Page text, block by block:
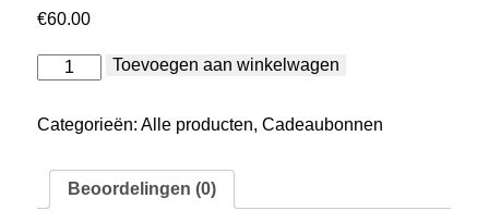
€60.00
Cadeaubon
60
aantal
Toevoegen aan winkelwagen
Categorieën:Alle producten,Cadeaubonnen
Beoordelingen (0)